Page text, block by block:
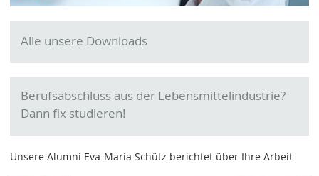
Alle unsere Downloads
Berufsabschluss aus der Lebensmittelindustrie?
Dann fix studieren!
Unsere Alumni Eva-Maria Schütz berichtet über Ihre Arbeit